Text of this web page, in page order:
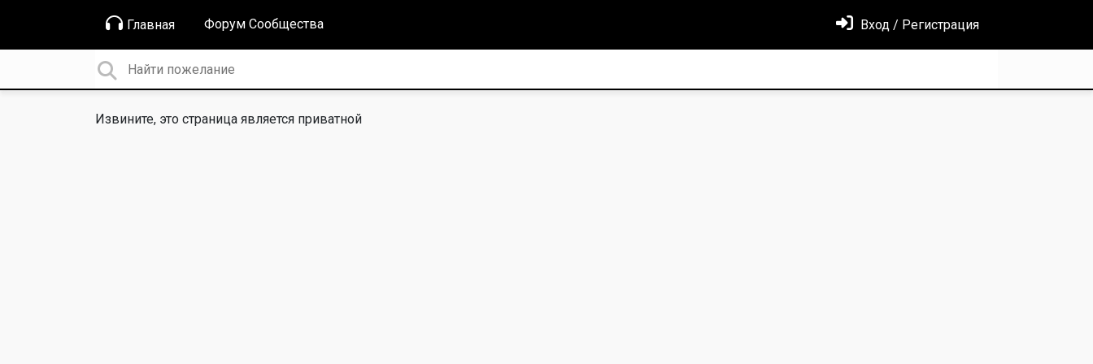
Главная Форум Сообщества Вход / Регистрация
Извините, это страница является приватной